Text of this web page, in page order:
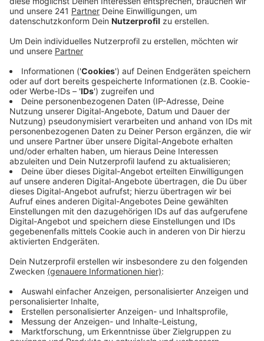
interessiert sind.
Anzeige
Bergisch Gladbach muss dringend nachhaltige
Energiequellen ausbauen, so die BEG, aber anstatt das
große Konzerne machen zu lassen, will eine Bürger-
Energie-Genossenschaft selbst tätig werden. Durch
den Erwerb von Anteilen ist jedes Mitglied Teilhaber
am Geschäftsbetrieb, also am Klimaschutz.
Wesentliches Ziel der BEG wird es sein,
Photovoltaikanlagen und Windenergieanlagen zu
bauen, zu unterhalten und zu verpachten. Die
sogenannte BürgerEnergie Bergisch Gladbach eG soll
jetzt im Frühjahr auch offiziell gegründet werden.
Vorher findet heute der Info-Abend für alle
Interessierten statt. Es besteht auch die Möglichkeit
schon jetzt Mitglied zu werden.
Anzeige